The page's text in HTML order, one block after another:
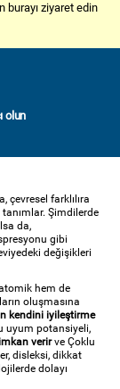
burayı ziyaret edin
olun
çevresel farklılıra
Şimdilerde
da,
gibi
değişikleri
hem de
oluşmasına
kendini iyileştirme
uyum potansiyeli,
verirve Çoklu
disleksi, dikkat
dolayı